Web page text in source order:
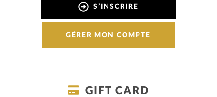
S’INSCRIRE
GÉRER MON COMPTE
GIFT CARD